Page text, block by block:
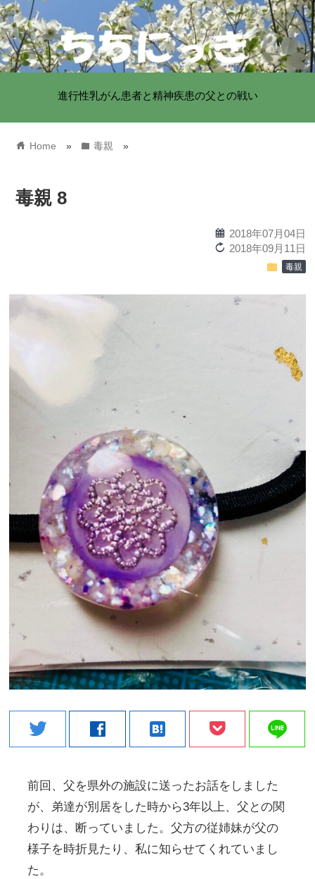
進行性乳がん患者と精神疾患の父との戦い
home Home » folder毒親 »
毒親 8
calendar 2018年07月04日
reload 2018年09月11日
folder 毒親
twitter facebook hatenabookmark line
前回、父を県外の施設に送ったお話をしました
が、弟達が別居をした時から3年以上、父との関
わりは、断っていました。父方の従姉妹が父の
様子を時折見たり、私に知らせてくれていまし
た。